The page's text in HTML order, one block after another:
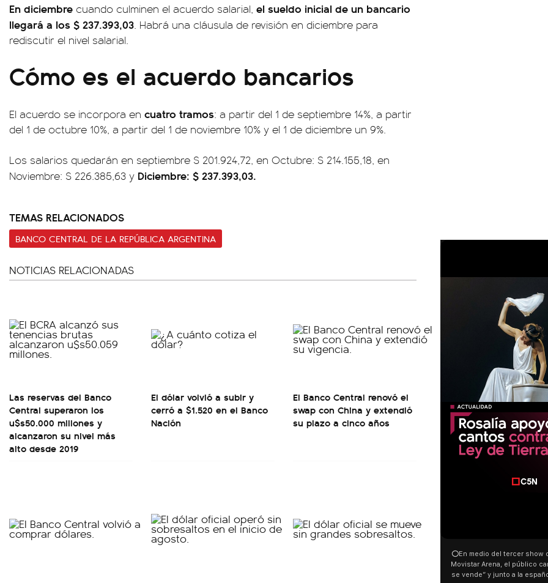
En diciembre cuando culminen el acuerdo salarial, el sueldo inicial de un bancario
llegará a los $ 237.393,03. Habrá una cláusula de revisión en diciembre para
rediscutir el nivel salarial.
Cómo es el acuerdo bancarios
El acuerdo se incorpora en cuatro tramos: a partir del 1 de septiembre 14%, a partir
del 1 de octubre 10%, a partir del 1 de noviembre 10% y el 1 de diciembre un 9%.
Los salarios quedarán en septiembre $ 201.924,72, en Octubre: $ 214.155,18, en
Noviembre: $ 226.385,63 y Diciembre: $ 237.393,03.
TEMAS RELACIONADOS
BANCO CENTRAL DE LA REPÚBLICA ARGENTINA
NOTICIAS RELACIONADAS
Las reservas del Banco
Central superaron los
u$s50.000 millones y
alcanzaron su nivel más
alto desde 2019
El dólar volvió a subir y
cerró a $1.520 en el Banco
Nación
El Banco Central renovó el
swap con China y extendió
su plazo a cinco años
⭕En medio del tercer show
Movistar Arena, el público
se vende” y junto a la